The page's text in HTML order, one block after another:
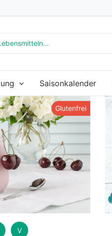
Saisonkalender
Glutenfrei
V